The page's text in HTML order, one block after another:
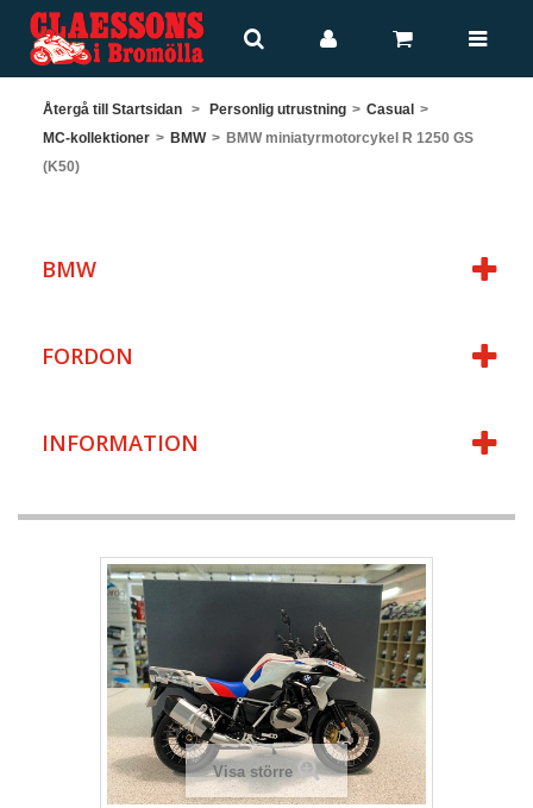
Återgå till Startsidan > Personlig utrustning > Casual >
MC-kollektioner > BMW > BMW miniatyrmotorcykel R 1250 GS
(K50)
BMW
FORDON
INFORMATION
Visa större